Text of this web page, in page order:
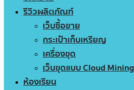
รีวิวผลิตภัณฑ์
เว็บซื้อขาย
กระเป๋าเก็บเหรียญ
เครื่องขุด
เว็บขุดแบบ Cloud Mining
ห้องเรียน